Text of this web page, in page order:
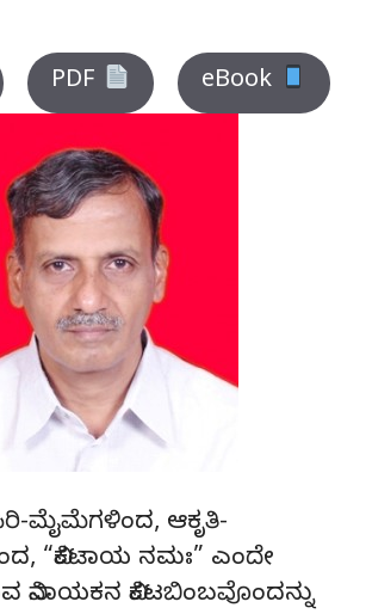
PDF eBook
ಮೈಮೆಗಳಿಂದ, ಆಕೃತಿ-
“ವಿಕಟಾಯ ನಮಃ” ಎಂದೇ
ವಿನಾಯಕನ ವಿಕಟಬಿಂಬವೊಂದನ್ನು